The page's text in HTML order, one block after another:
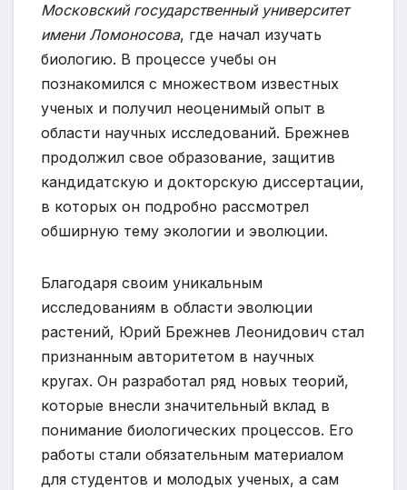
Московский государственный университет
имени Ломоносова, где начал изучать
биологию. В процессе учебы он
познакомился с множеством известных
ученых и получил неоценимый опыт в
области научных исследований. Брежнев
продолжил свое образование, защитив
кандидатскую и докторскую диссертации,
в которых он подробно рассмотрел
обширную тему экологии и эволюции.
Благодаря своим уникальным
исследованиям в области эволюции
растений, Юрий Брежнев Леонидович стал
признанным авторитетом в научных
кругах. Он разработал ряд новых теорий,
которые внесли значительный вклад в
понимание биологических процессов. Его
работы стали обязательным материалом
для студентов и молодых ученых, а сам